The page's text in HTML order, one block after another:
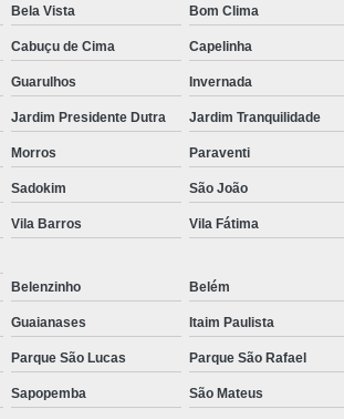
Exame de Imagem de
Exame de Imagem de
Exame de Imagem de
Exame de Imagem de
Exame de Imagem
Exame de Imagem
Exame de Imagem Tomografia do
Ressonância Magnética Abdominal e
Ressonância Magnética Cerebral
Ressonância Magnética de Abdome Superior
Ressonância Magnética do Coração
Bela Vista Bom Clima
Cabuçu de Cima Capelinha
Guarulhos Invernada
Jardim Presidente Dutra Jardim Tranquilidade
Morros Paraventi
Sadokim São João
Vila Barros Vila Fátima
Belenzinho Belém
Guaianases Itaim Paulista
Parque São Lucas Parque São Rafael
Sapopemba São Mateus